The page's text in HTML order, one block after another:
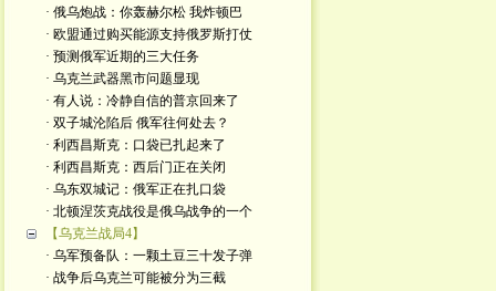
· 俄乌炮战：你轰赫尔松 我炸顿巴
· 欧盟通过购买能源支持俄罗斯打仗
· 预测俄军近期的三大任务
· 乌克兰武器黑市问题显现
· 有人说：冷静自信的普京回来了
· 双子城沦陷后 俄军往何处去？
· 利西昌斯克：口袋已扎起来了
· 利西昌斯克：西后门正在关闭
· 乌东双城记：俄军正在扎口袋
· 北顿涅茨克战役是俄乌战争的一个
【乌克兰战局4】
· 乌军预备队：一颗土豆三十发子弹
· 战争后乌克兰可能被分为三截